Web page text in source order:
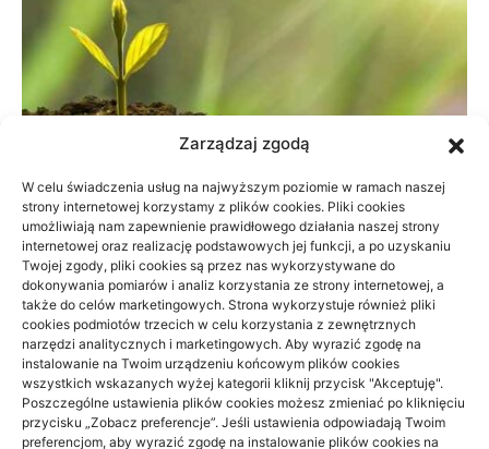
Zarządzaj zgodą
W celu świadczenia usług na najwyższym poziomie w ramach naszej
strony internetowej korzystamy z plików cookies. Pliki cookies
umożliwiają nam zapewnienie prawidłowego działania naszej strony
internetowej oraz realizację podstawowych jej funkcji, a po uzyskaniu
Twojej zgody, pliki cookies są przez nas wykorzystywane do
dokonywania pomiarów i analiz korzystania ze strony internetowej, a
także do celów marketingowych. Strona wykorzystuje również pliki
cookies podmiotów trzecich w celu korzystania z zewnętrznych
narzędzi analitycznych i marketingowych. Aby wyrazić zgodę na
instalowanie na Twoim urządzeniu końcowym plików cookies
wszystkich wskazanych wyżej kategorii kliknij przycisk "Akceptuję".
Poszczególne ustawienia plików cookies możesz zmieniać po kliknięciu
przycisku „Zobacz preferencje”. Jeśli ustawienia odpowiadają Twoim
preferencjom, aby wyrazić zgodę na instalowanie plików cookies na
Dane do naliczenia wynagrodzeń w
małej firmie
21/06/2026